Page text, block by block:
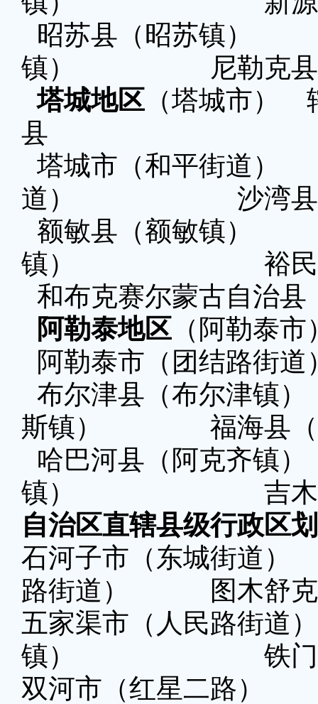
昭苏县（昭苏镇
镇） 尼勒克县（
塔城地区 （塔城市）
县
塔城市（和平街
道） 沙湾县（
额敏县（额敏
镇） 裕民县（
和布克赛尔蒙古自治县
阿勒泰地区 （阿勒泰
阿勒泰市（团结路街道
布尔津县（布尔
斯镇） 福海县（
哈巴河县（阿克
镇） 吉木乃县
自治区直辖县级行政区划
石河子市（东城街
路街道） 图木舒克
五家渠市（人民路
镇） 铁门关市
双河市（红星二